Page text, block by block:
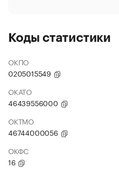
Коды статистики
ОКПО
0205015549
ОКАТО
46439556000
ОКТМО
46744000056
ОКФС
16